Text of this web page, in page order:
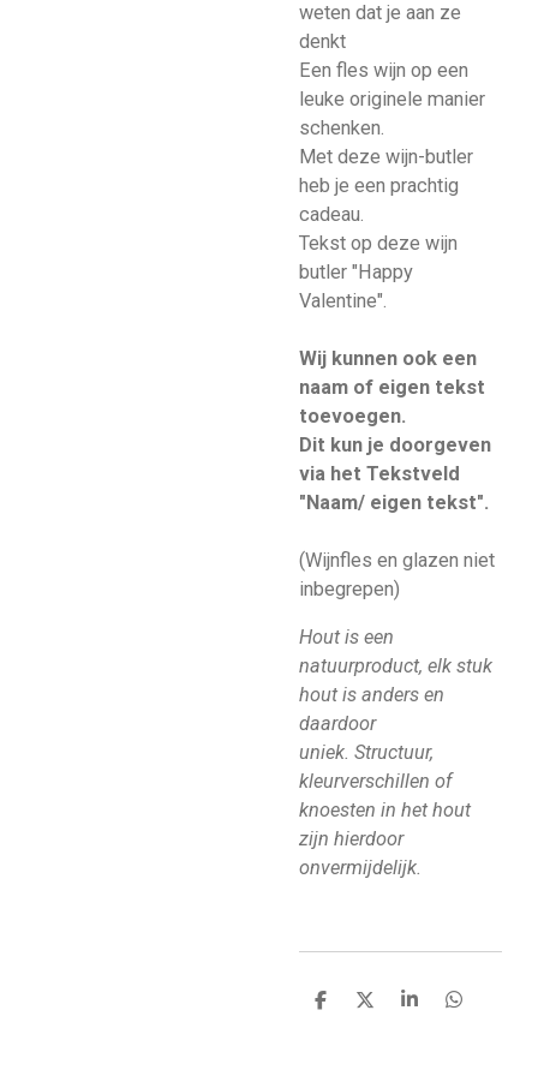
weten dat je aan ze
denkt
Een fles wijn op een
leuke originele manier
schenken.
Met deze wijn-butler
heb je een prachtig
cadeau.
Tekst op deze wijn
butler "Happy
Valentine".
Wij kunnen ook een
naam of eigen tekst
toevoegen.
Dit kun je doorgeven
via het Tekstveld
"Naam/ eigen tekst".
(Wijnfles en glazen niet
inbegrepen)
Hout is een
natuurproduct, elk stuk
hout is anders en
daardoor
uniek. Structuur,
kleurverschillen of
knoesten in het hout
zijn hierdoor
onvermijdelijk.
D
D
S
D